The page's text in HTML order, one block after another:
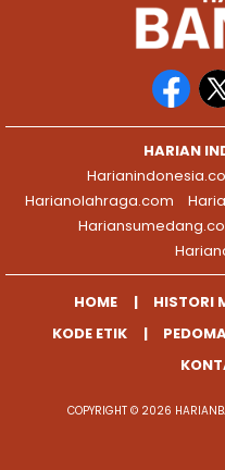
HARIAN
Harianolahraga.com
HOME HISTORI
KODE ETIK
COPYRIGHT © 2026